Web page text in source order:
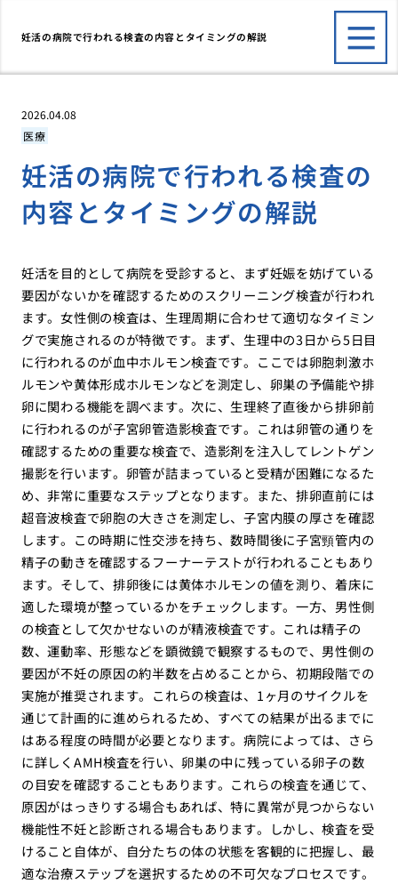
妊活の病院で行われる検査の内容とタイミングの解説
2026.04.08
医療
妊活の病院で行われる検査の
内容とタイミングの解説
妊活を目的として病院を受診すると、まず妊娠を妨げている
要因がないかを確認するためのスクリーニング検査が行われ
ます。女性側の検査は、生理周期に合わせて適切なタイミン
グで実施されるのが特徴です。まず、生理中の3日から5日目
に行われるのが血中ホルモン検査です。ここでは卵胞刺激ホ
ルモンや黄体形成ホルモンなどを測定し、卵巣の予備能や排
卵に関わる機能を調べます。次に、生理終了直後から排卵前
に行われるのが子宮卵管造影検査です。これは卵管の通りを
確認するための重要な検査で、造影剤を注入してレントゲン
撮影を行います。卵管が詰まっていると受精が困難になるた
め、非常に重要なステップとなります。また、排卵直前には
超音波検査で卵胞の大きさを測定し、子宮内膜の厚さを確認
します。この時期に性交渉を持ち、数時間後に子宮頸管内の
精子の動きを確認するフーナーテストが行われることもあり
ます。そして、排卵後には黄体ホルモンの値を測り、着床に
適した環境が整っているかをチェックします。一方、男性側
の検査として欠かせないのが精液検査です。これは精子の
数、運動率、形態などを顕微鏡で観察するもので、男性側の
要因が不妊の原因の約半数を占めることから、初期段階での
実施が推奨されます。これらの検査は、1ヶ月のサイクルを
通じて計画的に進められるため、すべての結果が出るまでに
はある程度の時間が必要となります。病院によっては、さら
に詳しくAMH検査を行い、卵巣の中に残っている卵子の数
の目安を確認することもあります。これらの検査を通じて、
原因がはっきりする場合もあれば、特に異常が見つからない
機能性不妊と診断される場合もあります。しかし、検査を受
けること自体が、自分たちの体の状態を客観的に把握し、最
適な治療ステップを選択するための不可欠なプロセスです。